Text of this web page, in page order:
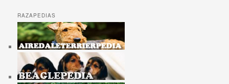
RAZAPEDIAS